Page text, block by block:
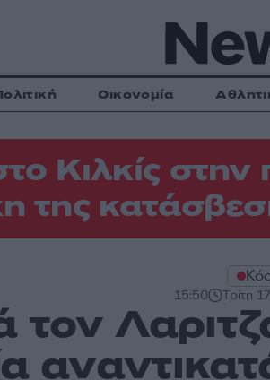
Οικονομία
Κιλκίς στην
της
15:50 Τρίτη
τον